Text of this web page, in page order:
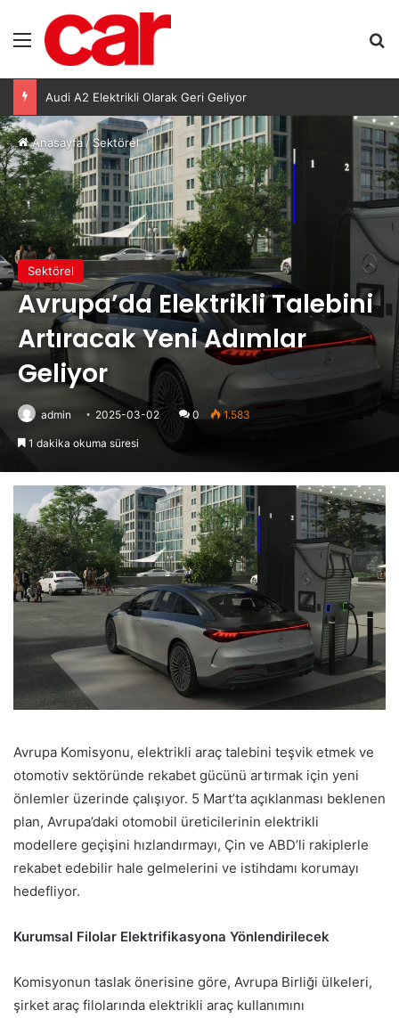
Menü
Anasayfa/Sektörel
Sektörel
Avrupa’da Elektrikli Talebini
Artıracak Yeni Adımlar
Geliyor
admin 2025-03-02 0 1.583
1 dakika okuma süresi
Avrupa Komisyonu, elektrikli araç talebini teşvik etmek ve
otomotiv sektöründe rekabet gücünü artırmak için yeni
önlemler üzerinde çalışıyor. 5 Mart’ta açıklanması beklenen
plan, Avrupa’daki otomobil üreticilerinin elektrikli
modellere geçişini hızlandırmayı, Çin ve ABD’li rakiplerle
rekabet edebilir hale gelmelerini ve istihdamı korumayı
hedefliyor.
Kurumsal Filolar Elektrifikasyona Yönlendirilecek
Komisyonun taslak önerisine göre, Avrupa Birliği ülkeleri,
şirket araç filolarında elektrikli araç kullanımını